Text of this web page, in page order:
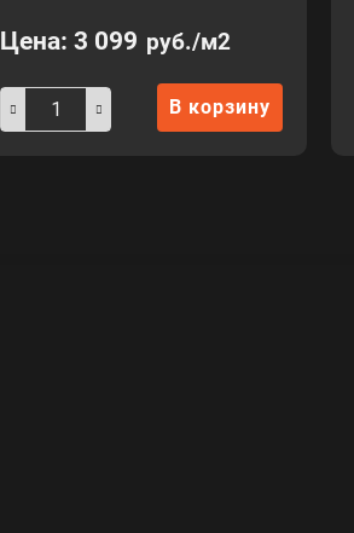
Цена:3 099 руб./м2
В корзину